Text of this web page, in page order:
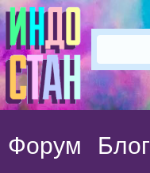
Форум Блог